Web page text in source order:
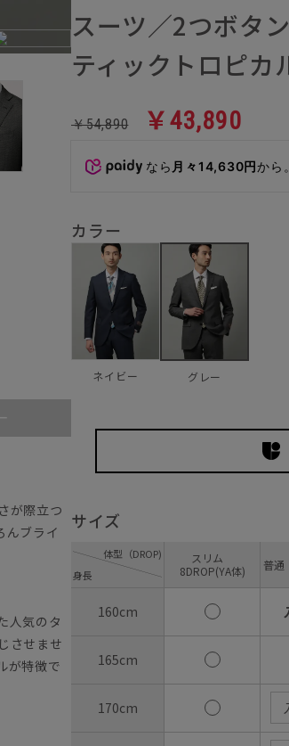
が際立つ
んブライ
人気のタ
させませ
が特徴で
スーツ／2つボタ
ティックトロピカ
￥54,890 ￥43,890
なら 月々14,630円から
カラー
ネイビー グレー
サイズ
身長
体型（DROP)
スリム
8DROP(YA体)
普
160cm
165cm
170cm